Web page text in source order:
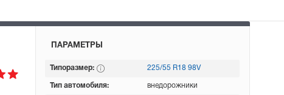
ПАРАМЕТРЫ
Типоразмер: 225/55 R18 98V
Тип автомобиля: внедорожники